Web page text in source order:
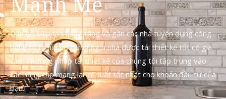
Dân số Milpitas đang tăng và gần các nhà tuyển dụng công
nghệ có nghĩa là những ngôi nhà được tái thiết kế tốt có giá
cao. Phương pháp tái thiết kế của chúng tôi tập trung vào
các nâng cấp mang lại lợi suất tốt nhất cho khoản đầu tư của
bạn.